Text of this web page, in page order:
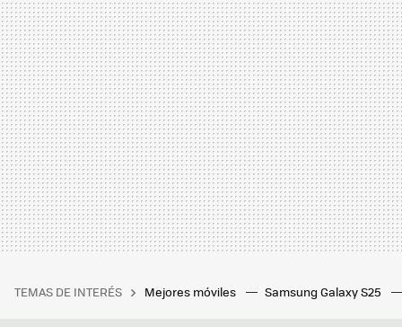
TEMAS DE INTERÉS Mejores móviles Samsung Galaxy S25